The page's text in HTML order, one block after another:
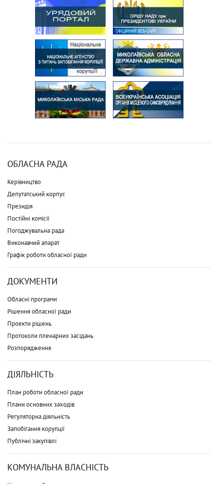
ОБЛАСНА РАДА
Керівництво
Депутатський корпус
Президія
Постійні комісії
Погоджувальна рада
Виконавчий апарат
Графік роботи обласної ради
ДОКУМЕНТИ
Обласні програми
Рішення обласної ради
Проекти рішень
Протоколи пленарних засідань
Розпорядження
ДІЯЛЬНІСТЬ
План роботи обласної ради
Плани основних заходів
Регуляторна діяльність
Запобігання корупції
Публічні закупівлі
КОМУНАЛЬНА ВЛАСНІСТЬ